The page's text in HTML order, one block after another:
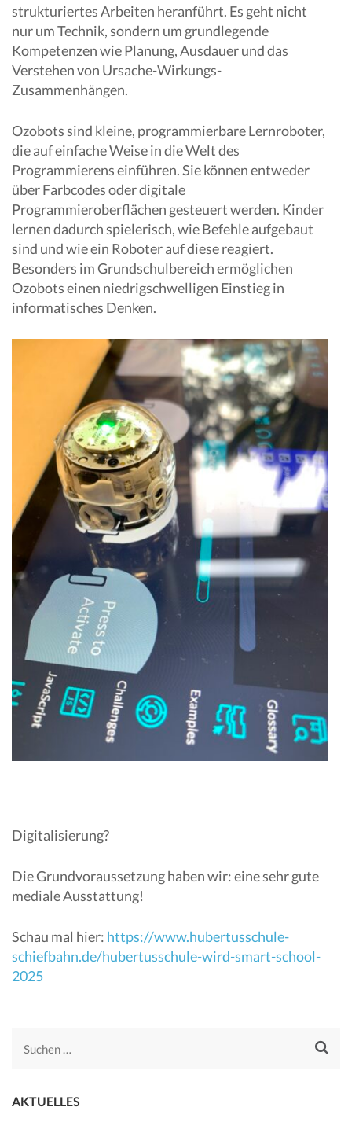
strukturiertes Arbeiten heranführt. Es geht nicht
nur um Technik, sondern um grundlegende
Kompetenzen wie Planung, Ausdauer und das
Verstehen von Ursache-Wirkungs-
Zusammenhängen.
Ozobots sind kleine, programmierbare Lernroboter,
die auf einfache Weise in die Welt des
Programmierens einführen. Sie können entweder
über Farbcodes oder digitale
Programmieroberflächen gesteuert werden. Kinder
lernen dadurch spielerisch, wie Befehle aufgebaut
sind und wie ein Roboter auf diese reagiert.
Besonders im Grundschulbereich ermöglichen
Ozobots einen niedrigschwelligen Einstieg in
informatisches Denken.
Digitalisierung?
Die Grundvoraussetzung haben wir: eine sehr gute
mediale Ausstattung!
Schau mal hier: https://www.hubertusschule-
schiefbahn.de/hubertusschule-wird-smart-school-
2025
Suchen
AKTUELLES